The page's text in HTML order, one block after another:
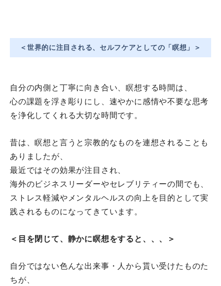
＜世界的に注目される、セルフケアとしての「瞑想」＞
自分の内側と丁寧に向き合い、瞑想する時間は、
心の課題を浮き彫りにし、 速やかに感情や不要な思考
を浄化してくれる大切な時間です。
昔は、瞑想と言うと宗教的なものを連想されることも
ありましたが、
最近ではその効果が注目され、
海外のビジネスリーダーやセレブリティーの間でも、
ストレス軽減やメンタルヘルスの向上を目的として実
践されるものになってきています。
＜目を閉じて、静かに瞑想をすると、、、＞
自分ではない色んな出来事・人から貰い受けたものた
ちが、